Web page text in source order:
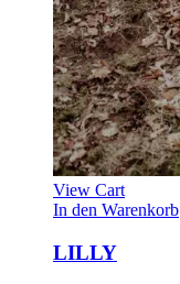
View Cart
In den Warenkorb
LILLY